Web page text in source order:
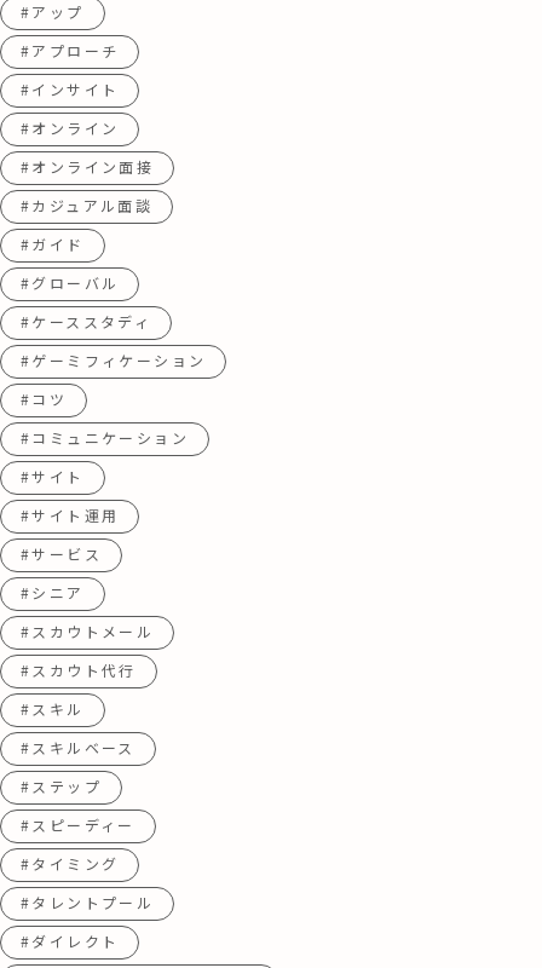
#アップ
#アプローチ
#インサイト
#オンライン
#オンライン面接
#カジュアル面談
#ガイド
#グローバル
#ケーススタディ
#ゲーミフィケーション
#コツ
#コミュニケーション
#サイト
#サイト運用
#サービス
#シニア
#スカウトメール
#スカウト代行
#スキル
#スキルベース
#ステップ
#スピーディー
#タイミング
#タレントプール
#ダイレクト